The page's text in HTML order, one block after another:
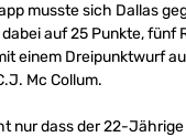
musste sich Dallas
auf 25 Punkte, fünf
einem Dreipunktwurf
Mc Collum.
nur dass der 22-